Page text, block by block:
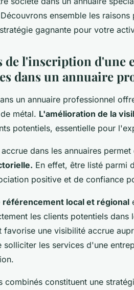
ensemble les
gagnante pour votre
de l'inscription d'une
dans un annuaire
un annuaire professionnel
métal. L'amélioration de la
potentiels, essentielle pour
dans les annuaires
En effet, être listé parmi
positive et de confiance
référencement local et régional
les clients potentiels
favorise une visibilité accrue
solliciter les services d'une
combinés constituent une